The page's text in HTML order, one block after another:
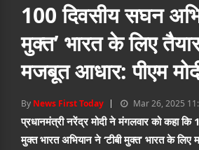
100 दिवसीय सघन
मुक्त’ भारत के लिए
मजबूत आधार: पीएम
By News First Today Mar 26, 2025
प्रधानमंत्री नरेंद्र मोदी ने मंगलवार को कहा कि
मुक्त भारत अभियान ने ‘टीबी मुक्त’ भारत के